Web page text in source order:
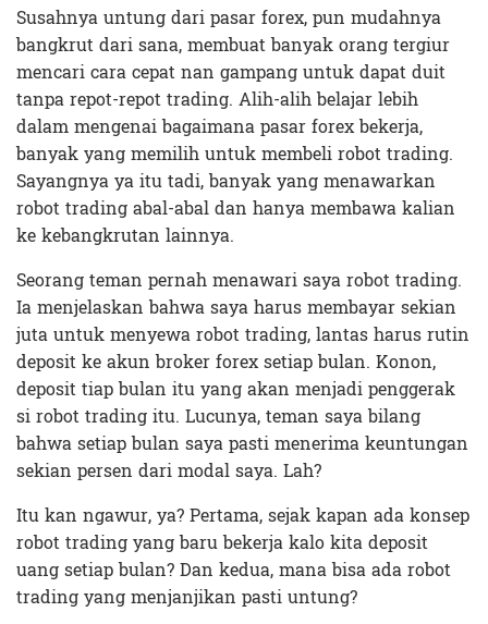
Susahnya untung dari pasar forex, pun mudahnya
bangkrut dari sana, membuat banyak orang tergiur
mencari cara cepat nan gampang untuk dapat duit
tanpa repot-repot trading. Alih-alih belajar lebih
dalam mengenai bagaimana pasar forex bekerja,
banyak yang memilih untuk membeli robot trading.
Sayangnya ya itu tadi, banyak yang menawarkan
robot trading abal-abal dan hanya membawa kalian
ke kebangkrutan lainnya.
Seorang teman pernah menawari saya robot trading.
Ia menjelaskan bahwa saya harus membayar sekian
juta untuk menyewa robot trading, lantas harus rutin
deposit ke akun broker forex setiap bulan. Konon,
deposit tiap bulan itu yang akan menjadi penggerak
si robot trading itu. Lucunya, teman saya bilang
bahwa setiap bulan saya pasti menerima keuntungan
sekian persen dari modal saya. Lah?
Itu kan ngawur, ya? Pertama, sejak kapan ada konsep
robot trading yang baru bekerja kalo kita deposit
uang setiap bulan? Dan kedua, mana bisa ada robot
trading yang menjanjikan pasti untung?